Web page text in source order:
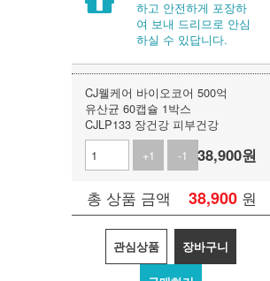
하고 안전하게 포장하
여 보내 드리므로 안심
하실 수 있답니다.
CJ웰케어 바이오코어 500억
유산균 60캡슐 1박스
CJLP133 장건강 피부건강
+1
-1 38,900원
총 상품 금액 38,900 원
관심상품 장바구니